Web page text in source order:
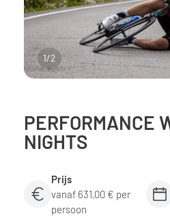
1/2
PERFORMANCE
NIGHTS
Prijs
vanaf 631,00 € per
persoon